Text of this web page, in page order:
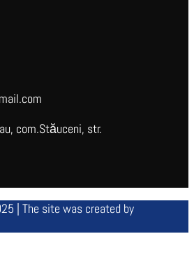
com.Stăuceni, str.
| The site was created by